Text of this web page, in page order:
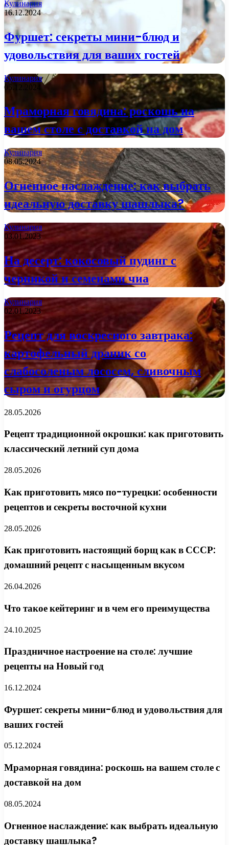
Кулинария
16.12.2024
Фуршет: секреты мини-блюд и
удовольствия для ваших гостей
Кулинария
05.12.2024
Мраморная говядина: роскошь на
вашем столе с доставкой на дом
Кулинария
08.05.2024
Огненное наслаждение: как выбрать
идеальную доставку шашлыка?
Кулинария
03.01.2023
На десерт: кокосовый пудинг с
черникой и семенами чиа
Кулинария
02.01.2023
Рецепт для воскресного завтрака:
картофельный драник со
слабосоленым лососем, сливочным
сыром и огурцом
28.05.2026
Рецепт традиционной окрошки: как приготовить
классический летний суп дома
28.05.2026
Как приготовить мясо по-турецки: особенности
рецептов и секреты восточной кухни
28.05.2026
Как приготовить настоящий борщ как в СССР:
домашний рецепт с насыщенным вкусом
26.04.2026
Что такое кейтеринг и в чем его преимущества
24.10.2025
Праздничное настроение на столе: лучшие
рецепты на Новый год
16.12.2024
Фуршет: секреты мини-блюд и удовольствия для
ваших гостей
05.12.2024
Мраморная говядина: роскошь на вашем столе с
доставкой на дом
08.05.2024
Огненное наслаждение: как выбрать идеальную
доставку шашлыка?